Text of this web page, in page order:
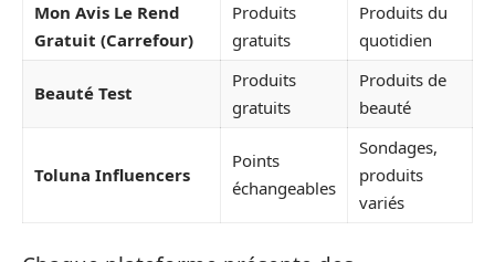
Mon Avis Le Rend
Gratuit (Carrefour)
Produits
gratuits
Produits du
quotidien
Beauté Test
Produits
gratuits
Produits de
beauté
Toluna Influencers
Points
échangeables
Sondages,
produits
variés